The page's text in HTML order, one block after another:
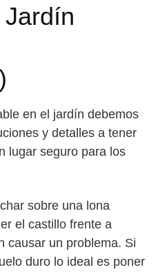
en el jardín debemos
y detalles a tener
lugar seguro para los
sobre una lona
el castillo frente a
causar un problema. Si
duro lo ideal es poner